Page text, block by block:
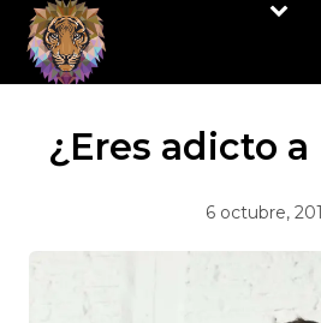
¿Eres adicto
6 octubre,